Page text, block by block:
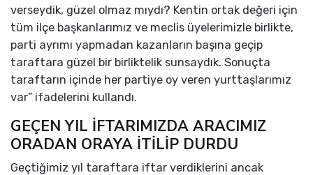
verseydik, güzel olmaz mıydı? Kentin ortak değeri için
tüm ilçe başkanlarımız ve meclis üyelerimizle birlikte,
parti ayrımı yapmadan kazanların başına geçip
taraftara güzel bir birliktelik sunsaydık. Sonuçta
taraftarın içinde her partiye oy veren yurttaşlarımız
var” ifadelerini kullandı.
GEÇEN YIL İFTARIMIZDA ARACIMIZ
ORADAN ORAYA İTİLİP DURDU
Geçtiğimiz yıl taraftara iftar verdiklerini ancak